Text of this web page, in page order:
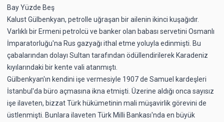
Bay Yüzde Beş
Kalust Gülbenkyan, petrolle uğraşan bir ailenin ikinci kuşağıdır.
Varlıklı bir Ermeni petrolcü ve banker olan babası servetini Osmanlı
İmparatorluğu'na Rus gazyağı ithal etme yoluyla edinmişti. Bu
çabalarından dolayı Sultan tarafından ödüllendirilerek Karadeniz
kıyılarındaki bir kente vali atanmıştı.
Gülbenkyan'ın kendini işe vermesiyle 1907 de Samuel kardeşleri
İstanbul'da büro açmasına ikna etmişti. Üzerine aldığı onca sayısız
işe ilaveten, bizzat Türk hükümetinin mali müşavirlik görevini de
üstlenmişti. Bunlara ilaveten Türk Milli Bankası'nda en büyük